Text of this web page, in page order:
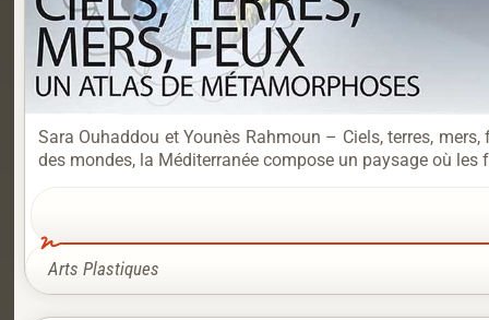
Sara Ouhaddou et Younès Rahmoun – Ciels, terres,
des mondes, la Méditerranée compose un paysage où les
Arts Plastiques